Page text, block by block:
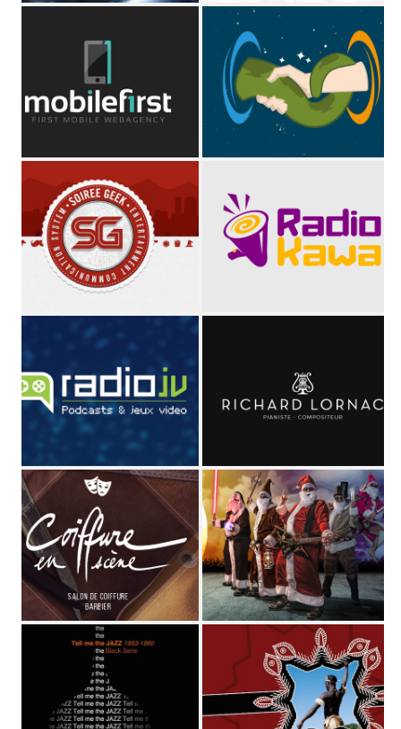
STUDIO MAGO
Directeur Artistique
graphiste pluridisciplinaire
(spécialisé dans les cultures de l'imaginaire depuis plus de 10
ans), Voix offetcomédien de fictions sonores et séries